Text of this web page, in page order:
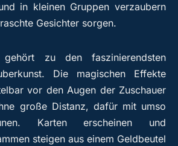
in kleinen Gruppen verzaubern
Gesichter sorgen.
gehört zu den faszinierendsten
Die magischen Effekte
vor den Augen der Zuschauer
große Distanz, dafür mit umso
Karten erscheinen und
steigen aus einem Geldbeutel